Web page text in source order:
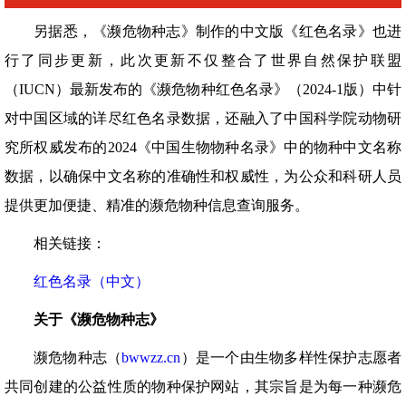
另据悉，《濒危物种志》制作的中文版《红色名录》也进
行了同步更新，此次更新不仅整合了世界自然保护联盟
（IUCN）最新发布的《濒危物种红色名录》（2024-1版）中针
对中国区域的详尽红色名录数据，还融入了中国科学院动物研
究所权威发布的2024《中国生物物种名录》中的物种中文名称
数据，以确保中文名称的准确性和权威性，为公众和科研人员
提供更加便捷、精准的濒危物种信息查询服务。
相关链接：
红色名录（中文）
关于《濒危物种志》
濒危物种志（bwwzz.cn ）是一个由生物多样性保护志愿者
共同创建的公益性质的物种保护网站，其宗旨是为每一种濒危